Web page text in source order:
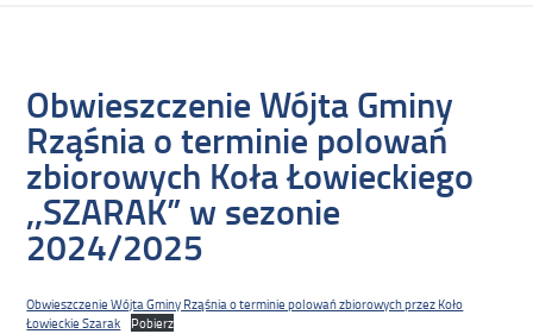
Obwieszczenie Wójta Gminy
Rząśnia o terminie polowań
zbiorowych Koła Łowieckiego
,,SZARAK” w sezonie
2024/2025
Obwieszczenie Wójta Gminy Rząśnia o terminie polowań zbiorowych przez Koło
Łowieckie Szarak
Pobierz